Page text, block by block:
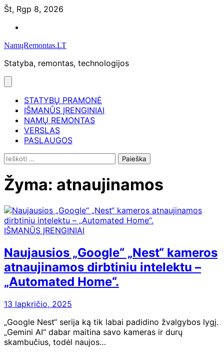
Skip
content
Št, Rgp 8, 2026
NamųRemontas.LT
Statyba, remontas, technologijos
STATYBŲ PRAMONĖ
IŠMANŪS ĮRENGINIAI
NAMŲ REMONTAS
VERSLAS
PASLAUGOS
Ieškoti:
Žyma: atnaujinamos
IŠMANŪS ĮRENGINIAI
Naujausios „Google“ „Nest“ kameros
atnaujinamos dirbtiniu intelektu –
„Automated Home“.
13 lapkričio, 2025
„Google Nest“ serija ką tik labai padidino žvalgybos lygį.
„Gemini AI“ dabar maitina savo kameras ir durų
skambučius, todėl naujos…